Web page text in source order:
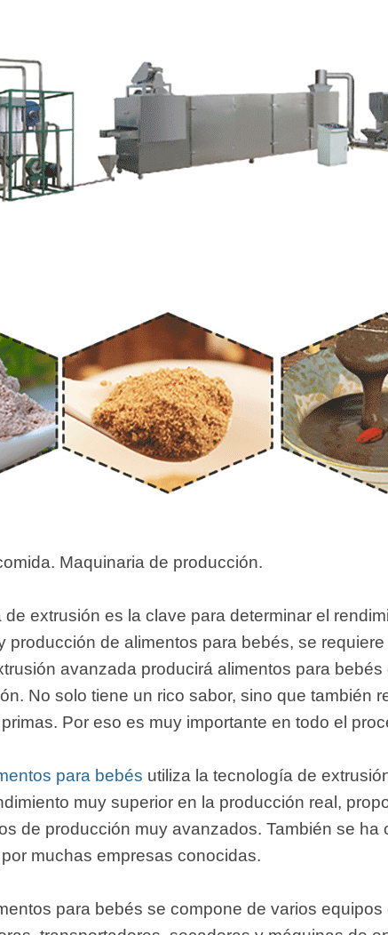
Maquinaria de producción.
extrusión es la clave para determinar el
producción de alimentos para bebés, se
avanzada producirá alimentos para bebés
No solo tiene un rico sabor, sino que también
Por eso es muy importante en todo el
para bebés utiliza la tecnología de
muy superior en la producción real,
de producción muy avanzados. También se ha
muchas empresas conocidas.
para bebés se compone de varios equipos